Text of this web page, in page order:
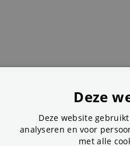
Deze
Deze website
analyseren en voor
met alle